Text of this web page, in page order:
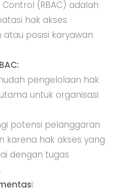
(RBAC) adalah
hak akses
posisi karyawan
pengelolaan hak
untuk organisasi
potensi pelanggaran
karena hak akses yang
dengan tugas
i: